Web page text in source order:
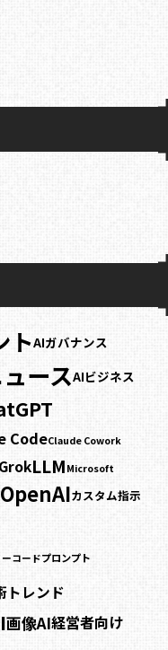
トAIガバナンス
ースAIビジネス
CodeClaude Cowork
GrokLLM Microsoft
OpenAIカスタム指示
ーコードプロンプト
トレンド
画像AI経営者向け